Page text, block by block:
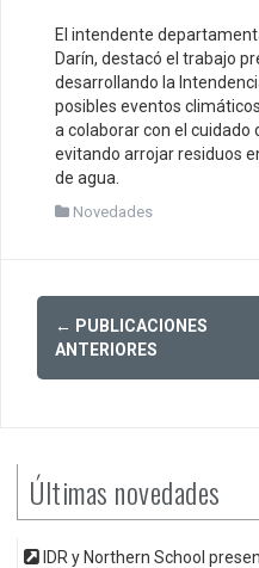
El intendente
Darín, destacó el trabajo
desarrollando la
posibles eventos
a colaborar con el cuidado
evitando arrojar residuos
de agua.
Novedades
Posts
navigation
← PUBLICACIONES
ANTERIORES
Últimas novedades
IDR y Northern School